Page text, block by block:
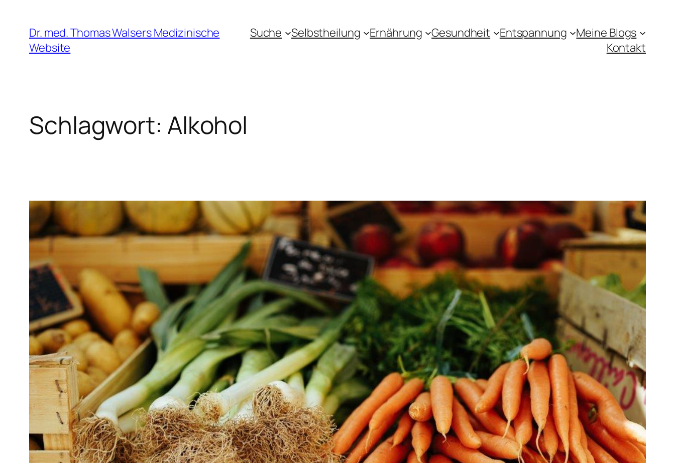
Inhalt
springen
Dr. med. Thomas Walsers Medizinische
Website
Suche Selbstheilung Ernährung Gesundheit Entspannung
Meine Blogs
Kontakt
Schlagwort: Alkohol